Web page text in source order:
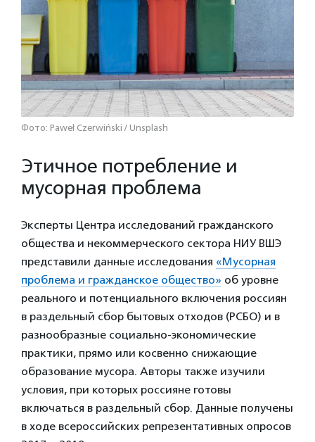
Фото: Paweł Czerwiński / Unsplash
Этичное потребление и
мусорная проблема
Эксперты Центра исследований гражданского
общества и некоммерческого сектора НИУ ВШЭ
представили данные исследования «Мусорная
проблема и гражданское общество» об уровне
реального и потенциального включения россиян
в раздельный сбор бытовых отходов (РСБО) и в
разнообразные социально-экономические
практики, прямо или косвенно снижающие
образование мусора. Авторы также изучили
условия, при которых россияне готовы
включаться в раздельный сбор. Данные получены
в ходе всероссийских репрезентативных опросов